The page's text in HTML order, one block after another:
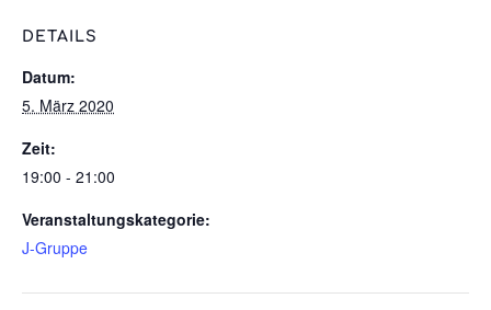
DETAILS
Datum:
5. März 2020
Zeit:
19:00 - 21:00
Veranstaltungskategorie:
J-Gruppe